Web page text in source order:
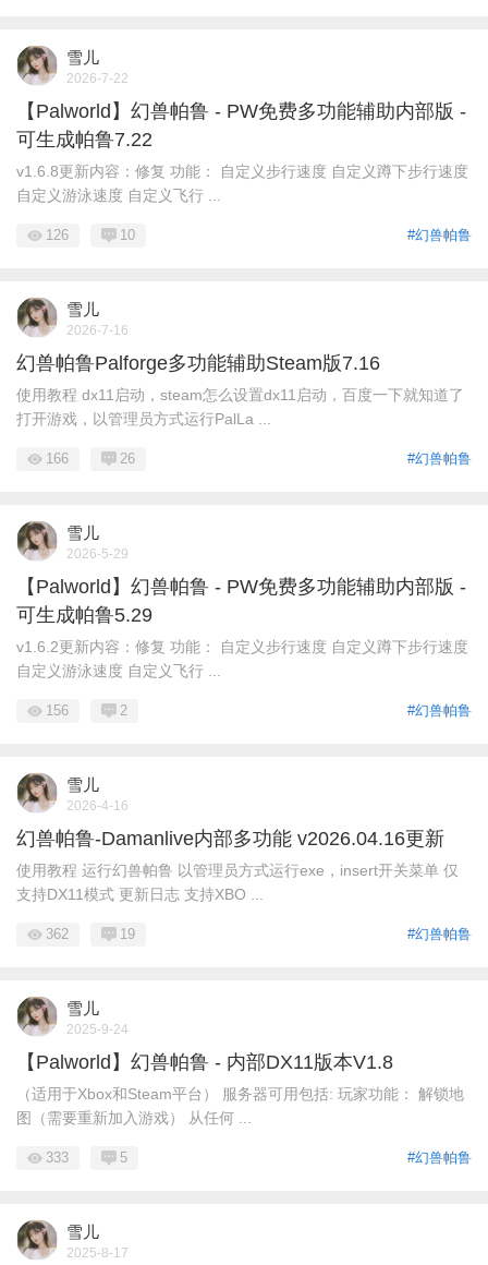
雪儿
2026-7-22
【Palworld】幻兽帕鲁 - PW免费多功能辅助内部版 -
可生成帕鲁7.22
v1.6.8更新内容：修复 功能： 自定义步行速度 自定义蹲下步行速度
自定义游泳速度 自定义飞行 ...
#幻兽帕鲁
126 10
雪儿
2026-7-16
幻兽帕鲁Palforge多功能辅助Steam版7.16
使用教程 dx11启动，steam怎么设置dx11启动，百度一下就知道了
打开游戏，以管理员方式运行PalLa ...
#幻兽帕鲁
166 26
雪儿
2026-5-29
【Palworld】幻兽帕鲁 - PW免费多功能辅助内部版 -
可生成帕鲁5.29
v1.6.2更新内容：修复 功能： 自定义步行速度 自定义蹲下步行速度
自定义游泳速度 自定义飞行 ...
#幻兽帕鲁
156 2
雪儿
2026-4-16
幻兽帕鲁-Damanlive内部多功能 v2026.04.16更新
使用教程 运行幻兽帕鲁 以管理员方式运行exe，insert开关菜单 仅
支持DX11模式 更新日志 支持XBO ...
#幻兽帕鲁
362 19
雪儿
2025-9-24
【Palworld】幻兽帕鲁 - 内部DX11版本V1.8
（适用于Xbox和Steam平台） 服务器可用包括: 玩家功能： 解锁地
图（需要重新加入游戏） 从任何 ...
#幻兽帕鲁
333 5
雪儿
2025-8-17